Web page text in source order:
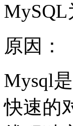
原因：
Mysql
快速的